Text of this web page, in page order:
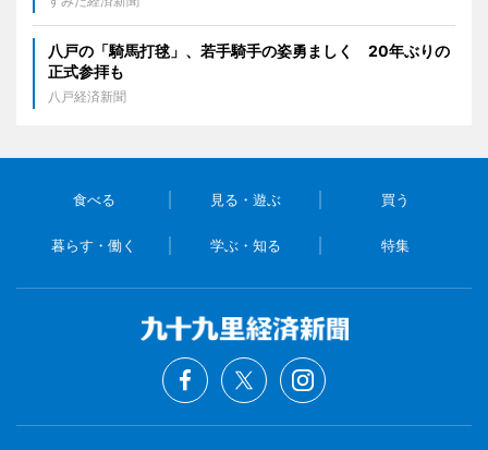
八戸の「騎馬打毬」、若手騎手の姿勇ましく 20年ぶりの
正式参拝も
八戸経済新聞
食べる 見る・遊ぶ 買う
暮らす・働く 学ぶ・知る 特集